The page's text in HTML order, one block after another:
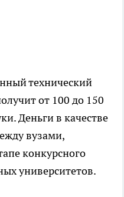
технический
от 100 до 150
Деньги в качестве
вузами,
конкурсного
университетов.